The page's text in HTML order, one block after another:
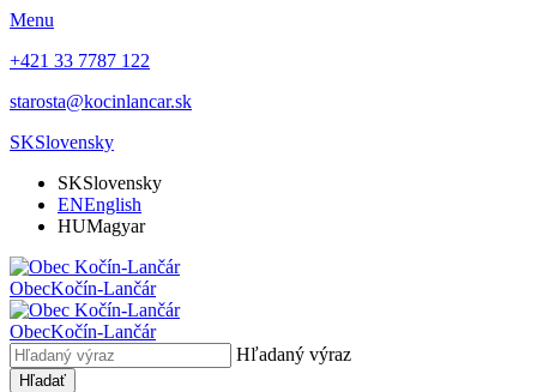
Menu
+421 33 7787 122
starosta@kocinlancar.sk
SKSlovensky
SKSlovensky
ENEnglish
HUMagyar
ObecKočín-Lančár
ObecKočín-Lančár
Hľadaný výraz
Hľadať